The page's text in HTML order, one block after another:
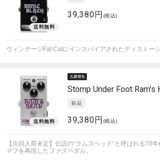
39,380円 (税込)
ヴィンテージFat Catにインスパイアされたディストーシ
Stomp Under Foot Ram's
39,380円 (税込)
【次回入荷未定】伝説の“ラムズヘッド”と呼ばれる70
マフを再現したファズペダル。